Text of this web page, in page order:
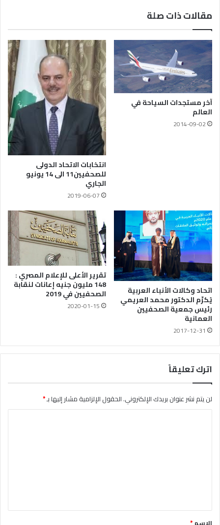
مقالات ذات صلة
آخر مستجدات السياحة في
العالم
2014-09-02
انتخابات الاتحاد الدولى
للصحفيين11 الى 14 يونيو
الجاري
2019-06-07
اتحاد وكالات الأنباء العربية
يُكرِّم الدكتور محمد العريمي
رئيس جمعية الصحفيين
العمانية
2017-12-31
تقرير الأعلى للإعلام المصري :
148 مليون جنيه إعانات لنقابة
الصحفيين في 2019
2020-01-15
اترك تعليقاً
لن يتم نشر عنوان بريدك الإلكتروني.الحقول الإلزامية مشار إليها بـ*
*